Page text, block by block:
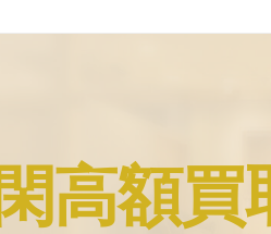
高額買